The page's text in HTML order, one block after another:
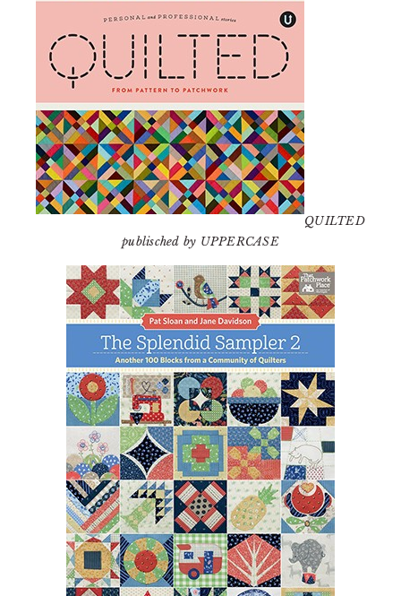
QUILTED
publisched by UPPERCASE